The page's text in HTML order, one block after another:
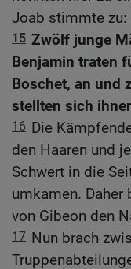
Joab stimmte zu:
15 Zwölf junge
Benjamin traten
Boschet, an und
stellten sich
16 Die
den Haaren und
Schwert in die
umkamen. Daher
von Gibeon den
17 Nun brach